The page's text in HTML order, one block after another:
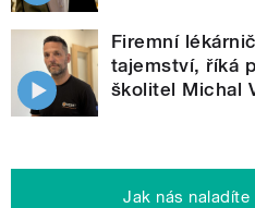
Firemní
tajemství, říká
školitel Michal
Jak nás naladíte